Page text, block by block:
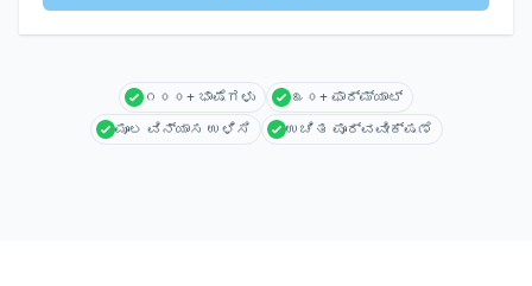
೧೦೦+ ಭಾಷೆಗಳು
೩೦+ ಫಾರ್ಮ್ಯಾಟ್
ಮೂಲ ವಿನ್ಯಾಸ ಉಳಿಸಿ
ಉಚಿತ ಪೂರ್ವವೀಕ್ಷಣೆ